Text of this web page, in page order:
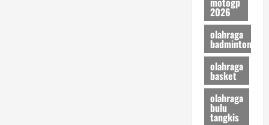
2026
olahraga
badminton
olahraga
basket
olahraga
bulu
tangkis